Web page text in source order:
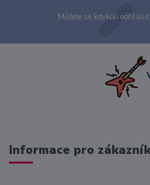
Můžete se kdykoli
Informace pro